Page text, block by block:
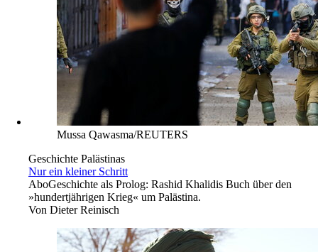
Mussa Qawasma/REUTERS
Geschichte Palästinas
Nur ein kleiner Schritt
AboGeschichte als Prolog: Rashid Khalidis Buch über den
»hundertjährigen Krieg« um Palästina.
Von Dieter Reinisch